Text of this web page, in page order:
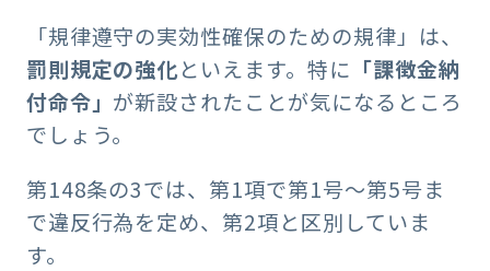
「規律遵守の実効性確保のための規律」は、
罰則規定の強化といえます。特に 「課徴金納
付命令」 が新設されたことが気になるところ
でしょう。
第148条の3では、第1項で第1号～第5号ま
で違反行為を定め、第2項と区別していま
す。